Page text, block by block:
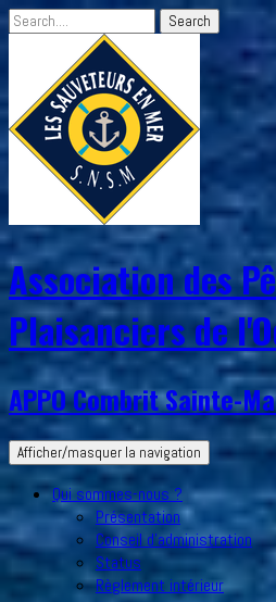
Association des
Plaisanciers de
APPO Combrit Sainte-
Afficher/masquer la navigation
Qui sommes-nous ?
Présentation
Conseil d’administration
Status
Règlement intérieur